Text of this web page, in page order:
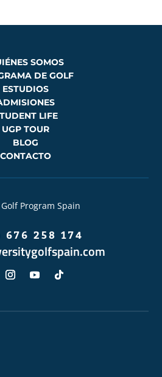
SOMOS
DE GOLF
ESTUDIOS
LIFE
UGP TOUR
BLOG
CONTACTO
676 258 174